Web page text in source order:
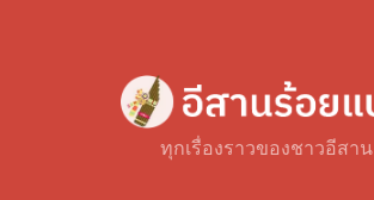
ทุกเรื่องราวของชาวอีสาน